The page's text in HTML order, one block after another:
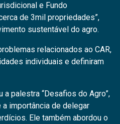
e Fundo
de 3mil propriedades”,
sustentável do agro.
relacionados ao CAR,
individuais e definiram
a palestra “Desafios do Agro”,
importância de delegar
Ele também abordou o